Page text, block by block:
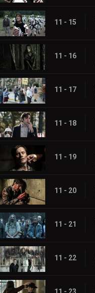
11 - 15
11 - 16
11 - 17
11 - 18
11 - 19
11 - 20
11 - 21
11 - 22